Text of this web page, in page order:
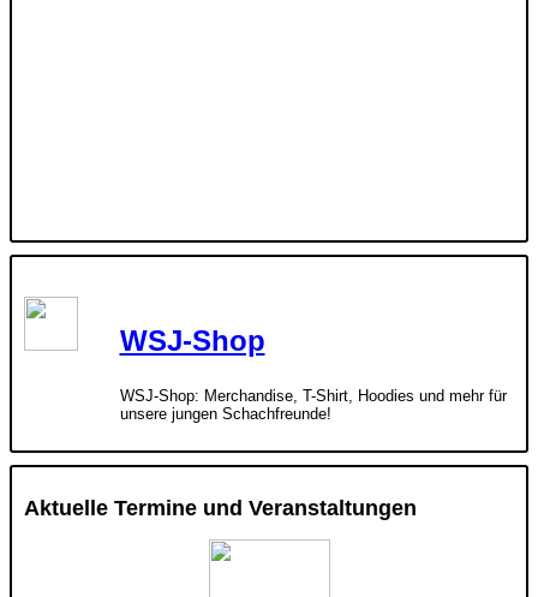
WSJ-Shop
WSJ-Shop: Merchandise, T-Shirt, Hoodies und mehr für
unsere jungen Schachfreunde!
Aktuelle Termine und Veranstaltungen